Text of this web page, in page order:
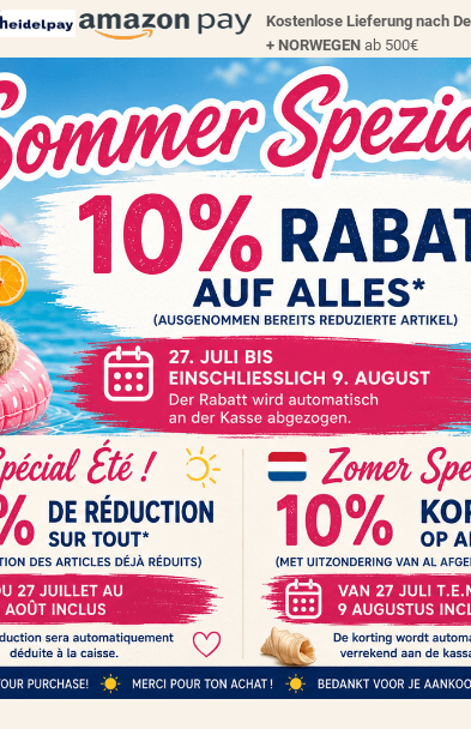
Kostenlose Lieferung nach
+ NORWEGEN ab 500€